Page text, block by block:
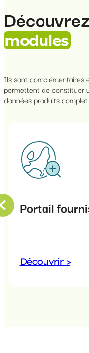
Découvrez
modules
Ils sont complémentaires
permettent de constituer
données produits
Portail
Découvrir >